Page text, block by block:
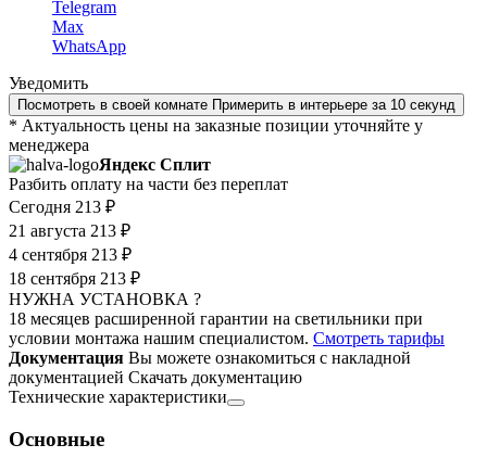
Telegram
Max
WhatsApp
Уведомить
Посмотреть в своей комнате Примерить в интерьере за 10 секунд
* Актуальность цены на заказные позиции уточняйте у
менеджера
Яндекс Сплит
Разбить оплату на части без переплат
Сегодня 213 ₽
21 августа 213 ₽
4 сентября 213 ₽
18 сентября 213 ₽
НУЖНА УСТАНОВКА ?
18 месяцев расширенной гарантии на светильники при
условии монтажа нашим специалистом. Смотреть тарифы
Документация Вы можете ознакомиться с накладной
документацией Скачать документацию
Технические характеристики
Основные